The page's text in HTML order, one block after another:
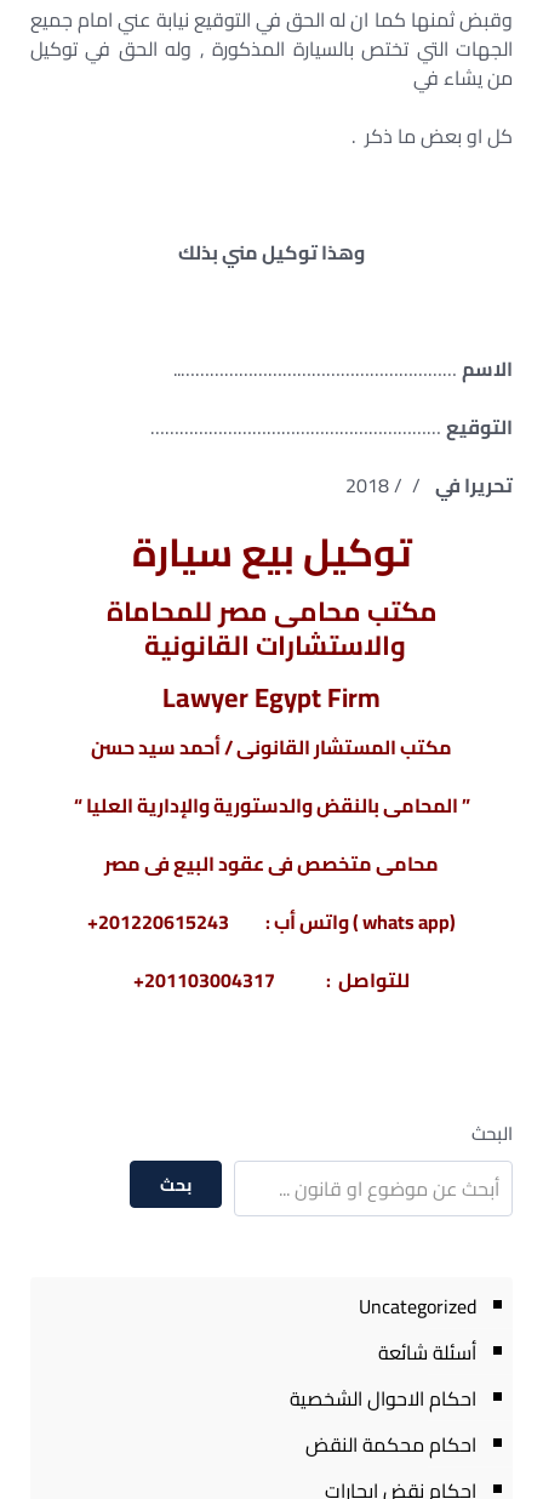
وقبض ثمنها كما ان له الحق في التوقيع نيابة عني امام جميع
الجهات التي تختص بالسيارة المذكورة , وله الحق في توكيل
من يشاء في
كل او بعض ما ذكر .
وهذا توكيل مني بذلك
الاسم…………………………………………………..
التوقيع……………………………………………………
تحريرا في / / 2018
توكيل بيع سيارة
مكتب محامى مصر للمحاماة
والاستشارات القانونية
Lawyer Egypt Firm
مكتب المستشار القانونى / أحمد سيد حسن
” المحامى بالنقض والدستورية والإدارية العليا “
محامى متخصص فى عقود البيع فى مصر
(whats app ) واتس أب : 201220615243+
للتواصل : 201103004317+
البحث
بحث
Uncategorized
أسئلة شائعة
احكام الاحوال الشخصية
احكام محكمة النقض
احكام نقض ايجارات